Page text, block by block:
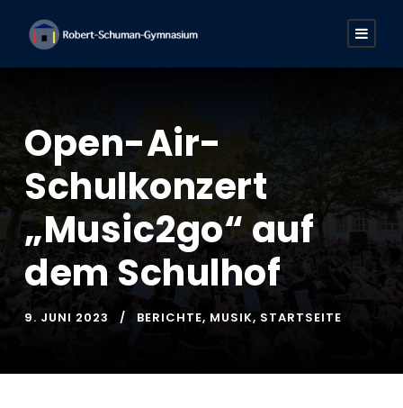
Open-Air-
Schulkonzert
„Music2go“ auf
dem Schulhof
9. JUNI 2023 BERICHTE, MUSIK, STARTSEITE